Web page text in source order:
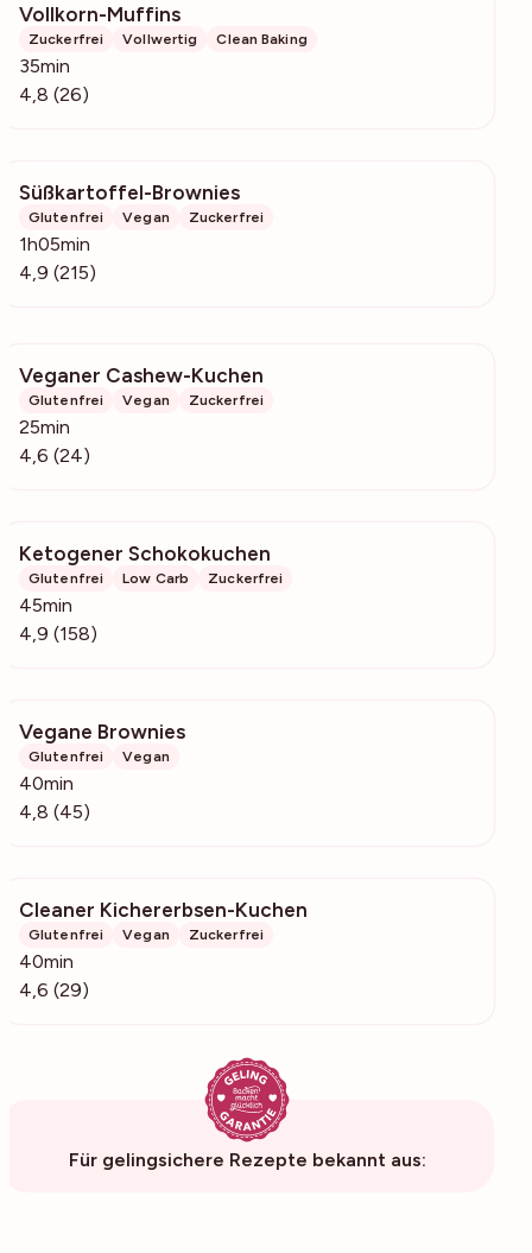
Vollkorn-Muffins
Zuckerfrei Vollwertig Clean Baking
35min
4,8 (26)
Süßkartoffel-Brownies
Glutenfrei Vegan Zuckerfrei
1h05min
4,9 (215)
Veganer Cashew-Kuchen
Glutenfrei Vegan Zuckerfrei
25min
4,6 (24)
Ketogener Schokokuchen
Glutenfrei Low Carb Zuckerfrei
45min
4,9 (158)
Vegane Brownies
Glutenfrei Vegan
40min
4,8 (45)
Cleaner Kichererbsen-Kuchen
Glutenfrei Vegan Zuckerfrei
40min
4,6 (29)
Für gelingsichere Rezepte bekannt aus: